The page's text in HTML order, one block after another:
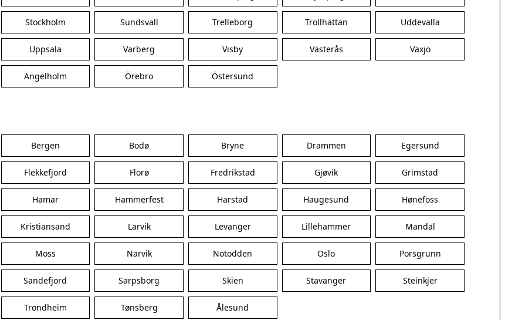
Skjern
Ulfborg
Vejen
Dronninglund
Farsø
Hirtshals
Løkken
Nykøbing Mors
Sindal
Stockholm Sundsvall Trelleborg Trollhättan Uddevalla
Uppsala Varberg Visby Västerås Växjö
Ängelholm Örebro Östersund
Bergen Bodø Bryne Drammen Egersund
Flekkefjord Florø Fredrikstad Gjøvik Grimstad
Hamar Hammerfest Harstad Haugesund Hønefoss
Kristiansand Larvik Levanger Lillehammer Mandal
Moss Narvik Notodden Oslo Porsgrunn
Sandefjord Sarpsborg Skien Stavanger Steinkjer
Trondheim Tønsberg Ålesund